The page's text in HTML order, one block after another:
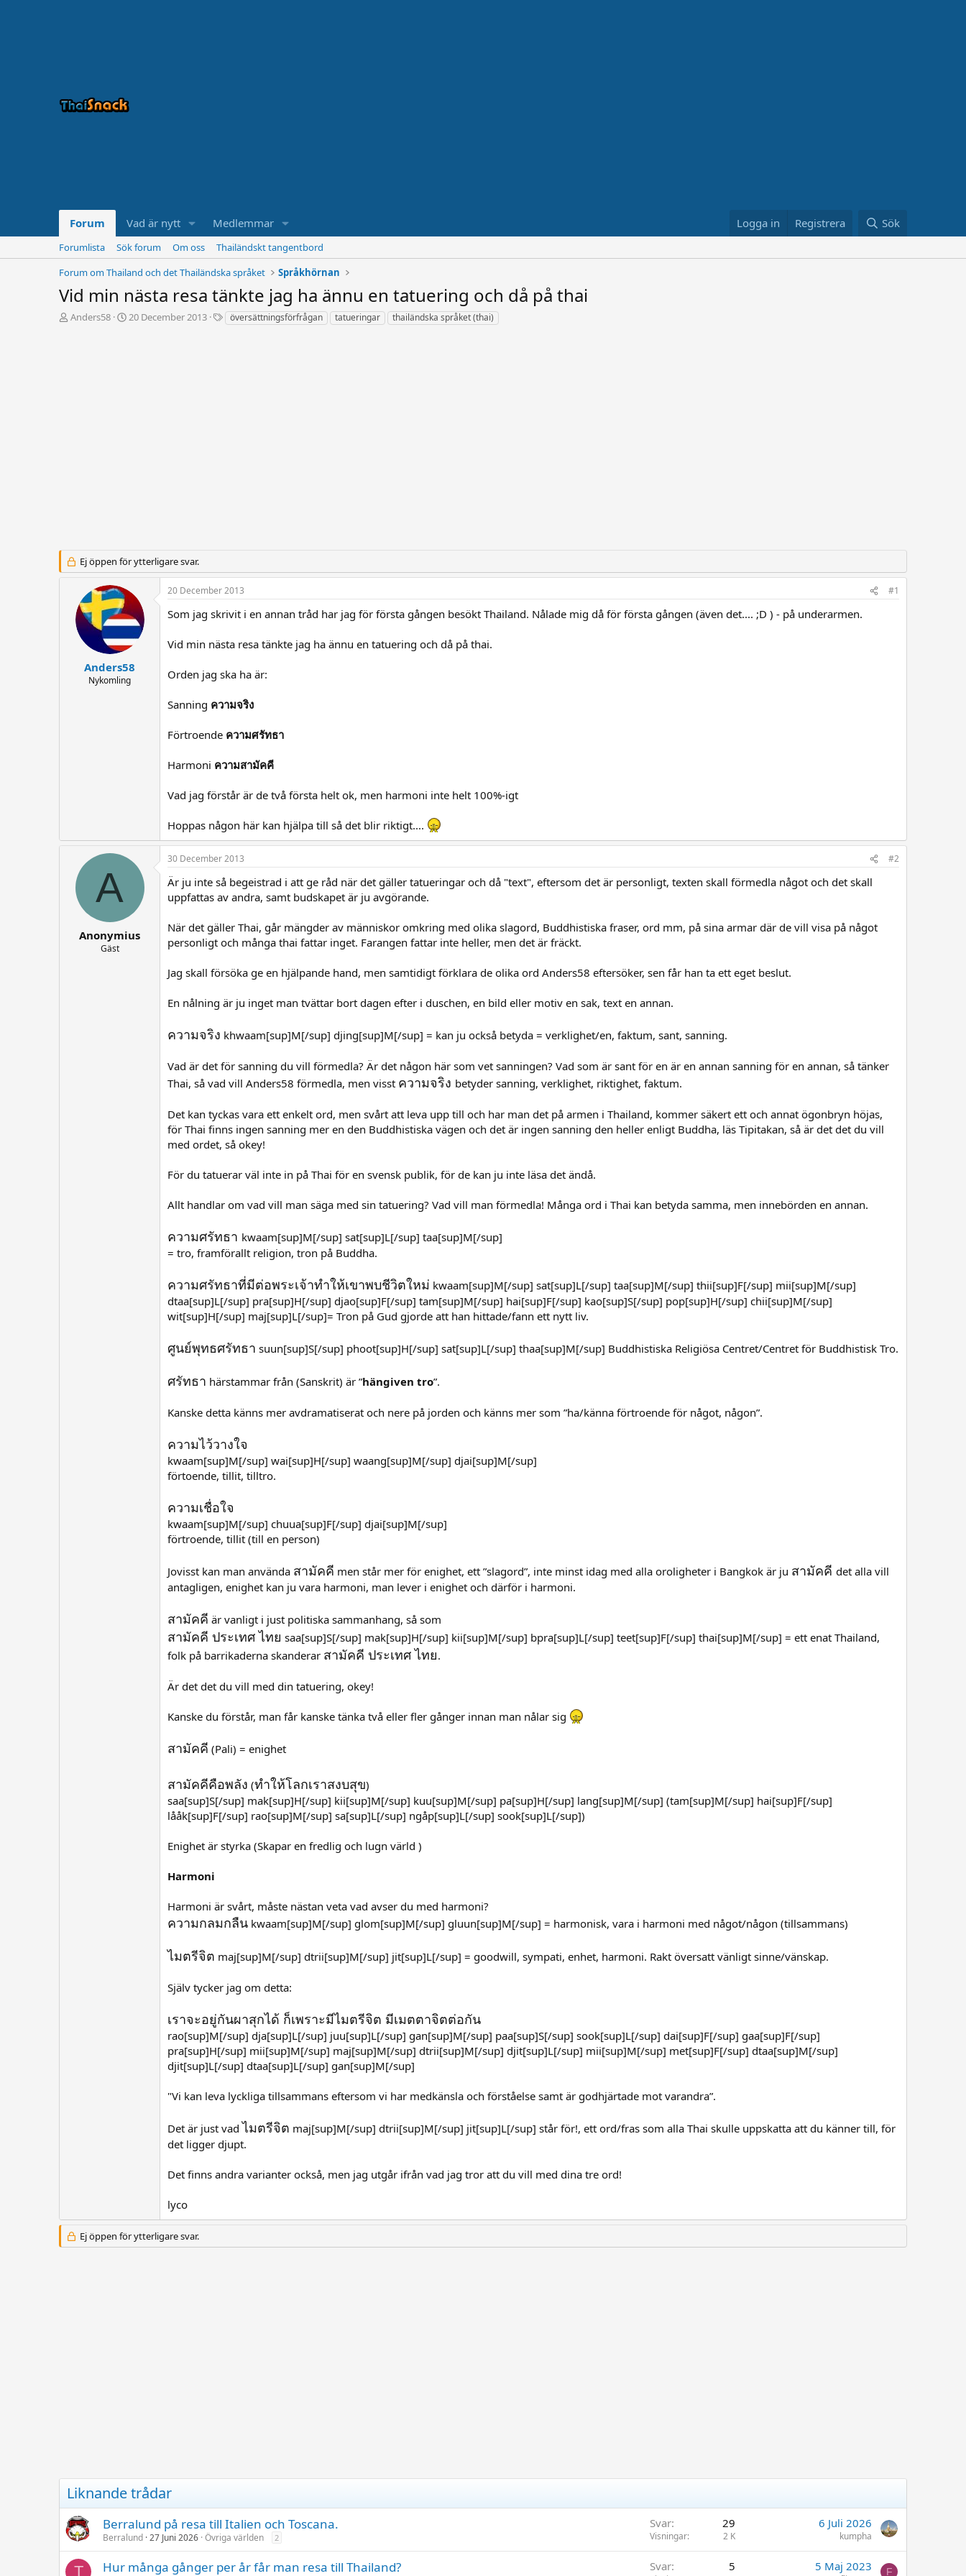
Forum Vad är nytt Medlemmar Logga in Registrera Sök
Forumlista Sök forum Om oss
Thailändskt tangentbord
Forum om Thailand och det Thailändska språket
Språkhörnan
Vid min nästa resa tänkte jag ha ännu en tatuering och då på thai
T
Anders58
S
20 December 2013
T
a
översättningsförfrågan tatueringar thailändska språket (thai)
Ej öppen för ytterligare svar.
Anders58
Nykomling
20 December 2013 #1
Som jag skrivit i en annan tråd har jag för första gången besökt Thailand. Nålade mig då för första gången (även det.... ;D ) - på underarmen.
Vid min nästa resa tänkte jag ha ännu en tatuering och då på thai.
Orden jag ska ha är:
Sanning ความจริง
Förtroende ความศรัทธา
Harmoni ความสามัคคี
Vad jag förstår är de två första helt ok, men harmoni inte helt 100%-igt
Hoppas någon här kan hjälpa till så det blir riktigt....
A
Anonymius
Gäst
30 December 2013 #2
Är ju inte så begeistrad i att ge råd när det gäller tatueringar och då "text", eftersom det är personligt, texten skall förmedla något och det skall
uppfattas av andra, samt budskapet är ju avgörande.
När det gäller Thai, går mängder av människor omkring med olika slagord, Buddhistiska fraser, ord mm, på sina armar där de vill visa på något
personligt och många thai fattar inget. Farangen fattar inte heller, men det är fräckt.
Jag skall försöka ge en hjälpande hand, men samtidigt förklara de olika ord Anders58 eftersöker, sen får han ta ett eget beslut.
En nålning är ju inget man tvättar bort dagen efter i duschen, en bild eller motiv en sak, text en annan.
ความจริง khwaam[sup]M[/sup] djing[sup]M[/sup] = kan ju också betyda = verklighet/en, faktum, sant, sanning.
Vad är det för sanning du vill förmedla? Är det någon här som vet sanningen? Vad som är sant för en är en annan sanning för en annan, så tänker
Thai, så vad vill Anders58 förmedla, men visst ความจริง betyder sanning, verklighet, riktighet, faktum.
Det kan tyckas vara ett enkelt ord, men svårt att leva upp till och har man det på armen i Thailand, kommer säkert ett och annat ögonbryn höjas,
för Thai finns ingen sanning mer en den Buddhistiska vägen och det är ingen sanning den heller enligt Buddha, läs Tipitakan, så är det det du vill
med ordet, så okey!
För du tatuerar väl inte in på Thai för en svensk publik, för de kan ju inte läsa det ändå.
Allt handlar om vad vill man säga med sin tatuering? Vad vill man förmedla! Många ord i Thai kan betyda samma, men innebörden en annan.
ความศรัทธา kwaam[sup]M[/sup] sat[sup]L[/sup] taa[sup]M[/sup]
= tro, framförallt religion, tron på Buddha.
ความศรัทธาที่มีต่อพระเจ้าทำให้เขาพบชีวิตใหม่ kwaam[sup]M[/sup] sat[sup]L[/sup] taa[sup]M[/sup] thii[sup]F[/sup] mii[sup]M[/sup]
dtaa[sup]L[/sup] pra[sup]H[/sup] djao[sup]F[/sup] tam[sup]M[/sup] hai[sup]F[/sup] kao[sup]S[/sup] pop[sup]H[/sup] chii[sup]M[/sup]
wit[sup]H[/sup] maj[sup]L[/sup]= Tron på Gud gjorde att han hittade/fann ett nytt liv.
ศูนย์พุทธศรัทธา suun[sup]S[/sup] phoot[sup]H[/sup] sat[sup]L[/sup] thaa[sup]M[/sup] Buddhistiska Religiösa Centret/Centret för Buddhistisk Tro.
ศรัทธา härstammar från (Sanskrit) är ”hängiven tro”.
Kanske detta känns mer avdramatiserat och nere på jorden och känns mer som ”ha/känna förtroende för något, någon”.
ความไว้วางใจ
kwaam[sup]M[/sup] wai[sup]H[/sup] waang[sup]M[/sup] djai[sup]M[/sup]
förtoende, tillit, tilltro.
ความเชื่อใจ
kwaam[sup]M[/sup] chuua[sup]F[/sup] djai[sup]M[/sup]
förtroende, tillit (till en person)
Jovisst kan man använda สามัคคี men står mer för enighet, ett ”slagord”, inte minst idag med alla oroligheter i Bangkok är ju สามัคคี det alla vill
antagligen, enighet kan ju vara harmoni, man lever i enighet och därför i harmoni.
สามัคคี är vanligt i just politiska sammanhang, så som
สามัคคี ประเทศ ไทย saa[sup]S[/sup] mak[sup]H[/sup] kii[sup]M[/sup] bpra[sup]L[/sup] teet[sup]F[/sup] thai[sup]M[/sup] = ett enat Thailand,
folk på barrikaderna skanderar สามัคคี ประเทศ ไทย.
Är det det du vill med din tatuering, okey!
Kanske du förstår, man får kanske tänka två eller fler gånger innan man nålar sig
สามัคคี (Pali) = enighet
สามัคคีคือพลัง (ทำให้โลกเราสงบสุข)
saa[sup]S[/sup] mak[sup]H[/sup] kii[sup]M[/sup] kuu[sup]M[/sup] pa[sup]H[/sup] lang[sup]M[/sup] (tam[sup]M[/sup] hai[sup]F[/sup]
lååk[sup]F[/sup] rao[sup]M[/sup] sa[sup]L[/sup] ngåp[sup]L[/sup] sook[sup]L[/sup])
Enighet är styrka (Skapar en fredlig och lugn värld )
Harmoni
Harmoni är svårt, måste nästan veta vad avser du med harmoni?
ความกลมกลืน kwaam[sup]M[/sup] glom[sup]M[/sup] gluun[sup]M[/sup] = harmonisk, vara i harmoni med något/någon (tillsammans)
ไมตรีจิต maj[sup]M[/sup] dtrii[sup]M[/sup] jit[sup]L[/sup] = goodwill, sympati, enhet, harmoni. Rakt översatt vänligt sinne/vänskap.
Själv tycker jag om detta:
เราจะอยู่กันผาสุกได้ ก็เพราะมีไมตรีจิต มีเมตตาจิตต่อกัน
rao[sup]M[/sup] dja[sup]L[/sup] juu[sup]L[/sup] gan[sup]M[/sup] paa[sup]S[/sup] sook[sup]L[/sup] dai[sup]F[/sup] gaa[sup]F[/sup]
pra[sup]H[/sup] mii[sup]M[/sup] maj[sup]M[/sup] dtrii[sup]M[/sup] djit[sup]L[/sup] mii[sup]M[/sup] met[sup]F[/sup] dtaa[sup]M[/sup]
djit[sup]L[/sup] dtaa[sup]L[/sup] gan[sup]M[/sup]
"Vi kan leva lyckliga tillsammans eftersom vi har medkänsla och förståelse samt är godhjärtade mot varandra”.
Det är just vad ไมตรีจิต maj[sup]M[/sup] dtrii[sup]M[/sup] jit[sup]L[/sup] står för!, ett ord/fras som alla Thai skulle uppskatta att du känner till, för
det ligger djupt.
Det finns andra varianter också, men jag utgår ifrån vad jag tror att du vill med dina tre ord!
lyco
Ej öppen för ytterligare svar.
Liknande trådar
Berralund på resa till Italien och Toscana.
Berralund 27 Juni 2026 Övriga världen 2
Svar 29
Visningar 2 K
6 Juli 2026
kumpha
T Hur många gånger per år får man resa till Thailand? Svar 5 5 Maj 2023 F